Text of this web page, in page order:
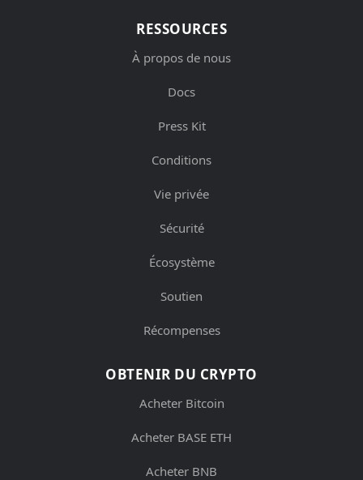
RESSOURCES
À propos de nous
Docs
Press Kit
Conditions
Vie privée
Sécurité
Écosystème
Soutien
Récompenses
OBTENIR DU CRYPTO
Acheter Bitcoin
Acheter BASE ETH
Acheter BNB